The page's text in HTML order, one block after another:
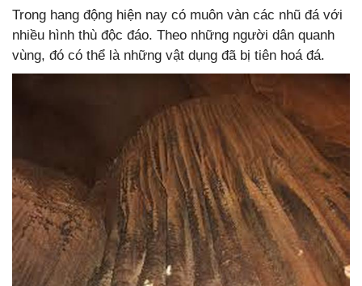
Trong hang động hiện nay có muôn vàn các nhũ đá với
nhiều hình thù độc đáo. Theo những người dân quanh
vùng, đó có thể là những vật dụng đã bị tiên hoá đá.